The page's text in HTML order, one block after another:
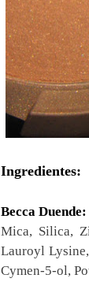
Ingredientes:
Becca Duende:
Mica, Silica,
Lauroyl
Cymen-5-ol,